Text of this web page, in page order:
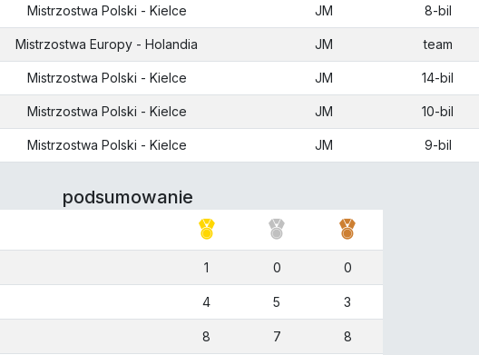
Mistrzostwa Polski - Kielce JM 8-bil
Mistrzostwa Europy - Holandia JM team
Mistrzostwa Polski - Kielce JM 14-bil
Mistrzostwa Polski - Kielce JM 10-bil
Mistrzostwa Polski - Kielce JM 9-bil
podsumowanie
1 0 0
4 5 3
8 7 8